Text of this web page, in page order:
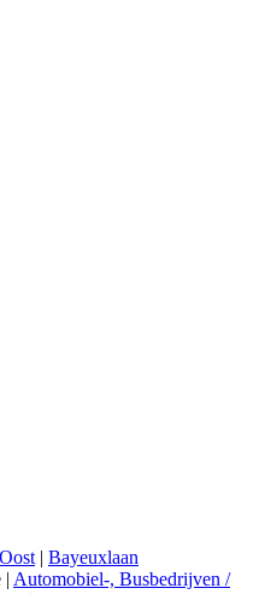
| Bayeuxlaan
| Automobiel-, Busbedrijven /